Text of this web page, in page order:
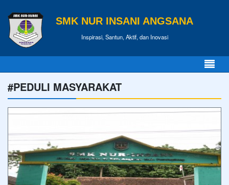
SMK NUR INSANI ANGSANA
Inspirasi, Santun, Aktif, dan Inovasi
#PEDULI MASYARAKAT